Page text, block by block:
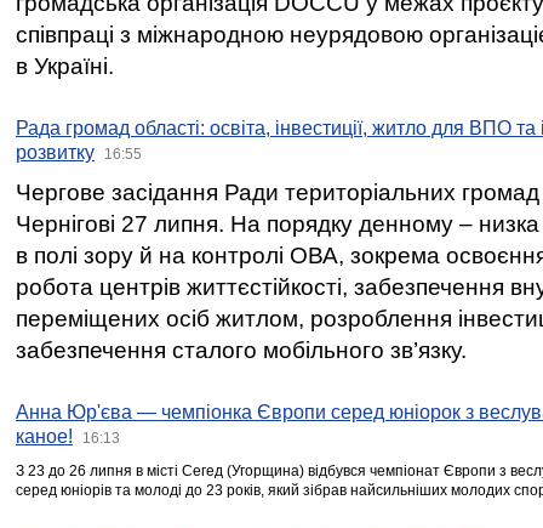
співпраці з міжнародною неурядовою
в Україні.
Рада громад області: освіта, інвестиції, житло для ВПО
розвитку
16:55
Чергове засідання Ради територіальних громад
Чернігові 27 липня. На порядку денному –
в полі зору й на контролі ОВА, зокрема освоєння
робота центрів життєстійкості, забезпечення
переміщених осіб житлом, розроблення
забезпечення сталого мобільного зв’язку.
Анна Юр'єва — чемпіонка Європи серед юніорок з
каное!
16:13
З 23 до 26 липня в місті Сегед (Угорщина) відбувся чемпіонат Європи з
серед юніорів та молоді до 23 років, який зібрав найсильніших молодих